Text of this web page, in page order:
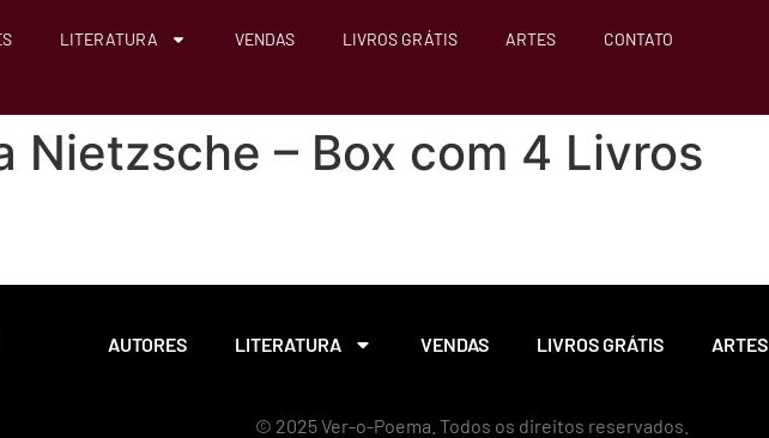
LITERATURA VENDAS LIVROS GRÁTIS ARTES CONTATO
Nietzsche – Box com 4 Livros
AUTORES LITERATURA VENDAS LIVROS GRÁTIS ARTES
© 2025 Ver-o-Poema. Todos os direitos reservados.